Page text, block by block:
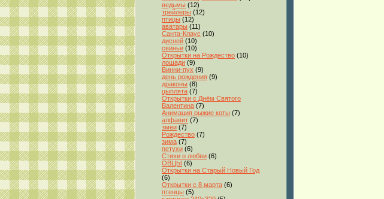
ведьмы (12)
трейлеры (12)
птицы (12)
аватары (11)
Санта-Клаус (10)
дисней (10)
свиньи (10)
Открытки на Рождество (10)
лошади (9)
Винни-пух (9)
день рождения (9)
драконы (8)
цыплята (7)
Открытки с Днём Святого
Валентина (7)
Анимация рыжие коты (7)
алфавит (7)
змеи (7)
Рождество (7)
зима (7)
петухи (6)
Стихи о любви (6)
ОВЦЫ (6)
Открытки на Старый Новый Год
(6)
Открытки с 8 марта (6)
птенцы (5)